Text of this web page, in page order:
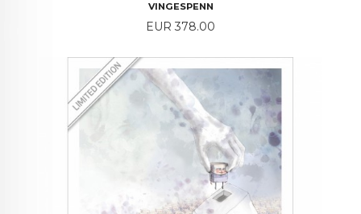
VINGESPENN
Price
EUR 378.00